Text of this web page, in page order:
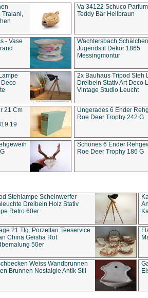
Traiani,
Va 34122 Schuco
Teddy Bär Hellbraun
- Vase
Wächtersbach Schälchen
Jugendstil Dekor 1865
Messingmontur
Deco
2x Bauhaus Tripod Steh
Dreibein Stativ Art Deco
Vintage Studio Leucht
21 Cm
19
Ungerades 6 Ender
Roe Deer Trophy 242 G
Schönes 6 Ender
Roe Deer Trophy 186 G
Stehlampe Scheinwerfer
Dreibein Holz Stativ
Retro 60er
21 Tlg. Porzellan Teeservice
China Geisha Rot
50er
Weiss Wandbrunnen
Brunnen Nostalgie Antik Stil